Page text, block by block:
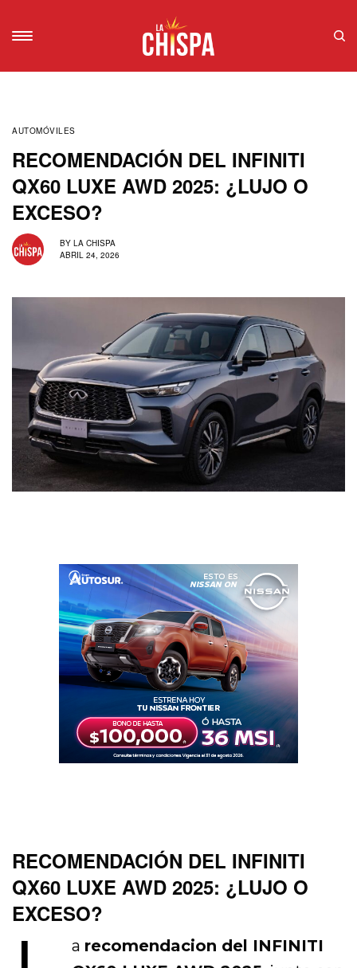
AUTOMÓVILES
RECOMENDACIÓN DEL INFINITI
QX60 LUXE AWD 2025: ¿LUJO O
EXCESO?
BY LA CHISPA
ABRIL 24, 2026
RECOMENDACIÓN DEL INFINITI
QX60 LUXE AWD 2025: ¿LUJO O
EXCESO?
a recomendacion del INFINITI